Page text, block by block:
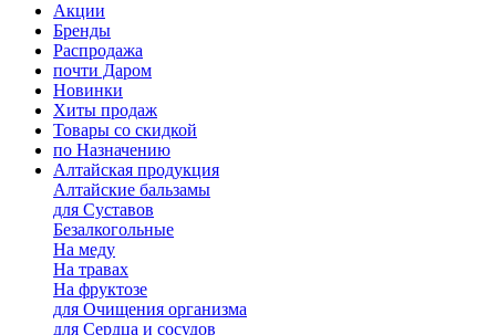
Акции
Бренды
Распродажа
почти Даром
Новинки
Хиты продаж
Товары со скидкой
по Назначению
Алтайская продукция
Алтайские бальзамы
для Суставов
Безалкогольные
На меду
На травах
На фруктозе
для Очищения организма
для Сердца и сосудов